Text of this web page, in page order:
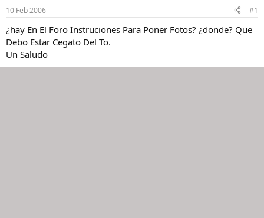
d
e
l
h
i
l
i
c
i
o
10 Feb 2006 #1
¿hay En El Foro Instruciones Para Poner Fotos? ¿donde? Que
Debo Estar Cegato Del To.
Un Saludo